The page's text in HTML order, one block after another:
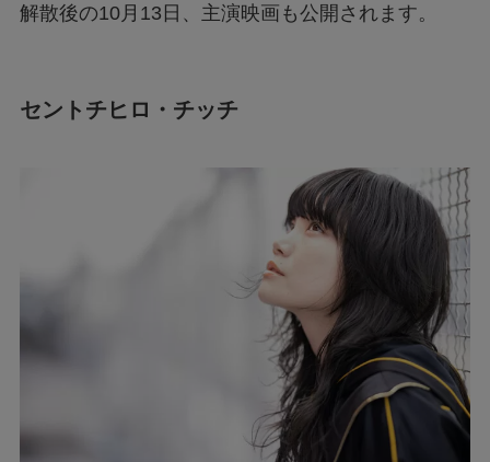
解散後の10月13日、主演映画も公開されます。
セントチヒロ・チッチ